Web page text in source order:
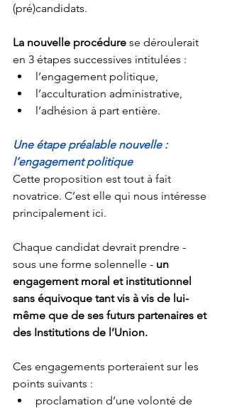
(pré)candidats.
La nouvelle procédure se déroulerait
en 3 étapes successives intitulées :
l’engagement politique,
l’acculturation administrative,
l’adhésion à part entière.
Une étape préalable nouvelle :
l’engagement politique
Cette proposition est tout à fait
novatrice. C’est elle qui nous intéresse
principalement ici.
Chaque candidat devrait prendre -
sous une forme solennelle - un
engagement moral et institutionnel
sans équivoque tant vis à vis de lui-
même que de ses futurs partenaires et
des Institutions de l’Union.
Ces engagements porteraient sur les
points suivants :
proclamation d’une volonté de